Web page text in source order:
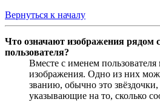
Вернуться к началу
Что означают изображения рядом
пользователя?
Вместе с именем пользователя
изображения. Одно из них
званию, обычно это
указывающие на то, сколько